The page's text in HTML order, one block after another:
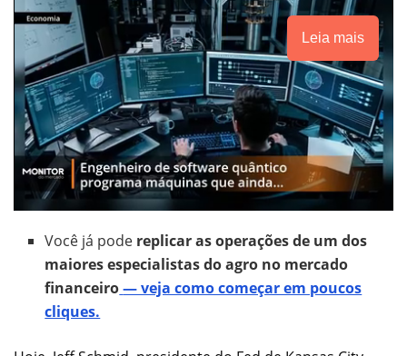
Leia mais
Você já pode replicar as operações de um dos
maiores especialistas do agro no mercado
financeiro— veja como começar em poucos
cliques.